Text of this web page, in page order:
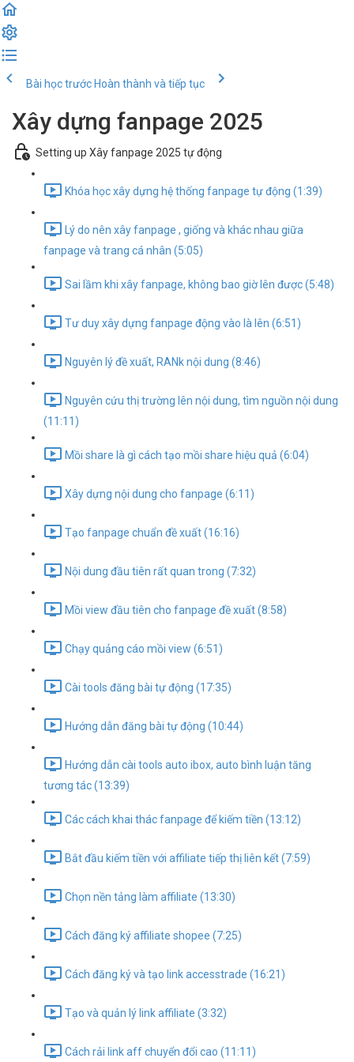
Bài học trước Hoàn thành và tiếp tục
Xây dựng fanpage 2025
Setting up Xây fanpage 2025 tự động
Khóa học xây dựng hệ thống fanpage tự động (1:39)
Lý do nên xây fanpage , giống và khác nhau giữa
fanpage và trang cá nhân (5:05)
Sai lầm khi xây fanpage, không bao giờ lên được (5:48)
Tư duy xây dựng fanpage động vào là lên (6:51)
Nguyên lý đề xuất, RANk nội dung (8:46)
Nguyên cứu thị trường lên nội dung, tìm nguồn nội dung
(11:11)
Mồi share là gì cách tạo mồi share hiệu quả (6:04)
Xây dựng nội dung cho fanpage (6:11)
Tạo fanpage chuẩn đề xuất (16:16)
Nội dung đầu tiên rất quan trong (7:32)
Mồi view đầu tiên cho fanpage đề xuất (8:58)
Chạy quảng cáo mồi view (6:51)
Cài tools đăng bài tự động (17:35)
Hướng dẫn đăng bài tự động (10:44)
Hướng dẫn cài tools auto ibox, auto bình luận tăng
tương tác (13:39)
Các cách khai thác fanpage để kiếm tiền (13:12)
Bắt đầu kiếm tiền với affiliate tiếp thị liên kết (7:59)
Chọn nền tảng làm affiliate (13:30)
Cách đăng ký affiliate shopee (7:25)
Cách đăng ký và tạo link accesstrade (16:21)
Tạo và quản lý link affiliate (3:32)
Cách rải link aff chuyển đổi cao (11:11)